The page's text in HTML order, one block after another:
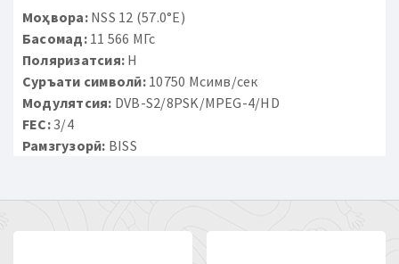
Моҳвора:NSS 12 (57.0°E)
Басомад:11 566 МГс
Поляризатсия: H
Суръати символӣ:10750 Мсимв/сек
Модулятсия: DVB-S2/8PSK/MPEG-4/HD
FEC:3/4
Рамзгузорӣ: BISS